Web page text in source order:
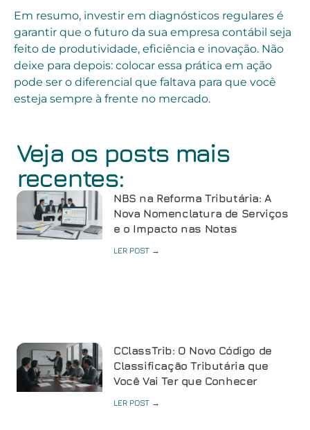
Veja os posts mais
recentes:
NBS na Reforma Tributária: A
Nova Nomenclatura de Serviços
e o Impacto nas Notas
LER POST →
CClassTrib: O Novo Código de
Classificação Tributária que
Você Vai Ter que Conhecer
LER POST →
Em resumo, investir em diagnósticos regulares é
garantir que o futuro da sua empresa contábil seja
feito de produtividade, eficiência e inovação. Não
deixe para depois: colocar essa prática em ação
pode ser o diferencial que faltava para que você
esteja sempre à frente no mercado.